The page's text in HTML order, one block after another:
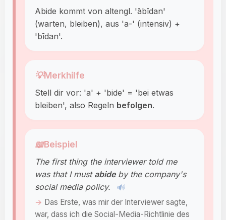
Abide kommt von altengl. 'ābīdan'
(warten, bleiben), aus 'a-' (intensiv) +
'bīdan'.
💡Merkhilfe
Stell dir vor: 'a' + 'bide' = 'bei etwas
bleiben', also Regeln befolgen.
📖Beispiel
The first thing the interviewer told me
was that I must abideby the company's
social media policy.
🔊
Das Erste, was mir der Interviewer sagte,
war, dass ich die Social-Media-Richtlinie des